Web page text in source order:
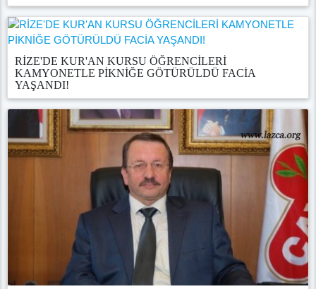
RİZE'DE KUR'AN KURSU ÖĞRENCİLERİ
KAMYONETLE PİKNİĞE GÖTÜRÜLDÜ FACİA
YAŞANDI!